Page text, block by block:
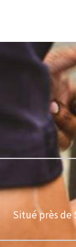
Situé près de